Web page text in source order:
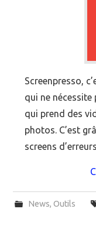
Screenpresso,
qui ne nécessite
qui prend des
photos. C’est
screens
News, Outils